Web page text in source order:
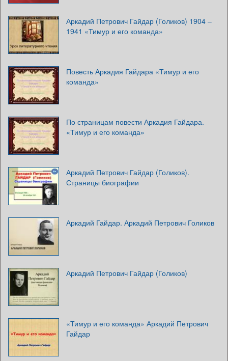
Аркадий Петрович Гайдар (Голиков) 1904 –
1941 «Тимур и его команда»
Повесть Аркадия Гайдара «Тимур и его
команда»
По страницам повести Аркадия Гайдара.
«Тимур и его команда»
Аркадий Петрович Гайдар (Голиков).
Страницы биографии
Аркадий Гайдар. Аркадий Петрович Голиков
Аркадий Петрович Гайдар (Голиков)
«Тимур и его команда» Аркадий Петрович
Гайдар